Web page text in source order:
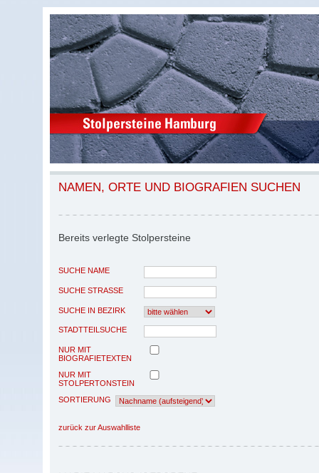
NAMEN, ORTE UND BIOGRAFIEN SUCHEN
Bereits verlegte Stolpersteine
SUCHE NAME
SUCHE STRASSE
SUCHE IN BEZIRK
STADTTEILSUCHE
NUR MIT
BIOGRAFIETEXTEN
NUR MIT
STOLPERTONSTEIN
SORTIERUNG
zurück zur Auswahlliste